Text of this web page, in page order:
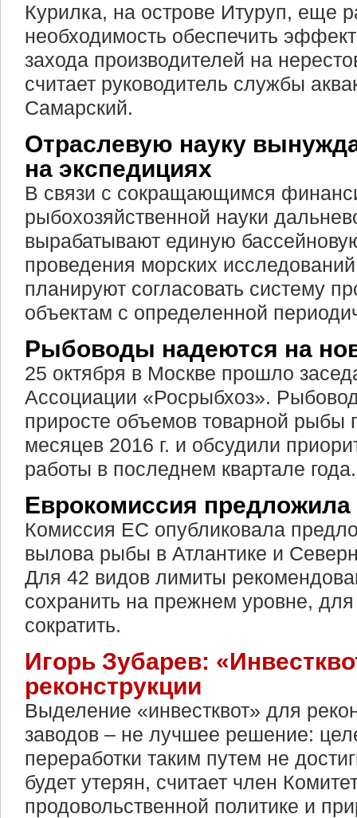
Курилка, на острове Итуруп, еще
необходимость обеспечить
захода производителей на
считает руководитель службы
Самарский.
Отраслевую науку
на экспедициях
В связи с сокращающимся
рыбохозяйственной науки
вырабатывают единую
проведения морских
планируют согласовать систему
объектам с определенной
Рыбоводы надеются на
25 октября в Москве прошло
Ассоциации «Росрыбхоз».
приросте объемов товарной рыбы
месяцев 2016 г. и обсудили
работы в последнем квартале года.
Еврокомиссия
Комиссия ЕС опубликовала
вылова рыбы в Атлантике и
Для 42 видов лимиты
сохранить на прежнем уровне,
сократить.
Игорь Зубарев:
реконструкции
Выделение «инвестквот» для
заводов – не лучшее решение:
переработки таким путем не
будет утерян, считает член
продовольственной политике и